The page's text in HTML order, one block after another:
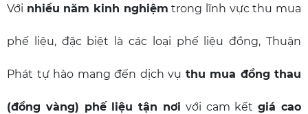
Với nhiều năm kinh nghiệm trong lĩnh vực thu mua
phế liệu, đặc biệt là các loại phế liệu đồng, Thuận
Phát tự hào mang đến dịch vụ thu mua đồng thau
(đồng vàng) phế liệu tận nơi với cam kếtgiá cao